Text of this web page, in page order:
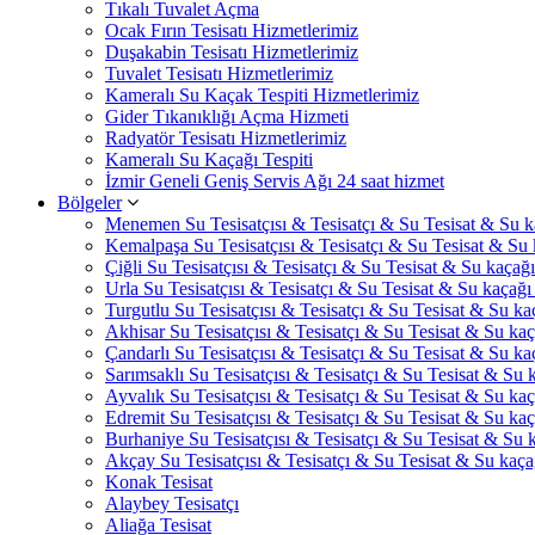
Tıkalı Tuvalet Açma
Ocak Fırın Tesisatı Hizmetlerimiz
Duşakabin Tesisatı Hizmetlerimiz
Tuvalet Tesisatı Hizmetlerimiz
Kameralı Su Kaçak Tespiti Hizmetlerimiz
Gider Tıkanıklığı Açma Hizmeti
Radyatör Tesisatı Hizmetlerimiz
Kameralı Su Kaçağı Tespiti
İzmir Geneli Geniş Servis Ağı 24 saat hizmet
Bölgeler
Menemen Su Tesisatçısı & Tesisatçı & Su Tesisat & Su
Kemalpaşa Su Tesisatçısı & Tesisatçı & Su Tesisat & Su
Çiğli Su Tesisatçısı & Tesisatçı & Su Tesisat & Su
Urla Su Tesisatçısı & Tesisatçı & Su Tesisat & Su
Turgutlu Su Tesisatçısı & Tesisatçı & Su Tesisat & Su
Akhisar Su Tesisatçısı & Tesisatçı & Su Tesisat & Su
Çandarlı Su Tesisatçısı & Tesisatçı & Su Tesisat & Su
Sarımsaklı Su Tesisatçısı & Tesisatçı & Su Tesisat & Su
Ayvalık Su Tesisatçısı & Tesisatçı & Su Tesisat & Su
Edremit Su Tesisatçısı & Tesisatçı & Su Tesisat & Su
Burhaniye Su Tesisatçısı & Tesisatçı & Su Tesisat & Su
Akçay Su Tesisatçısı & Tesisatçı & Su Tesisat & Su
Konak Tesisat
Alaybey Tesisatçı
Aliağa Tesisat